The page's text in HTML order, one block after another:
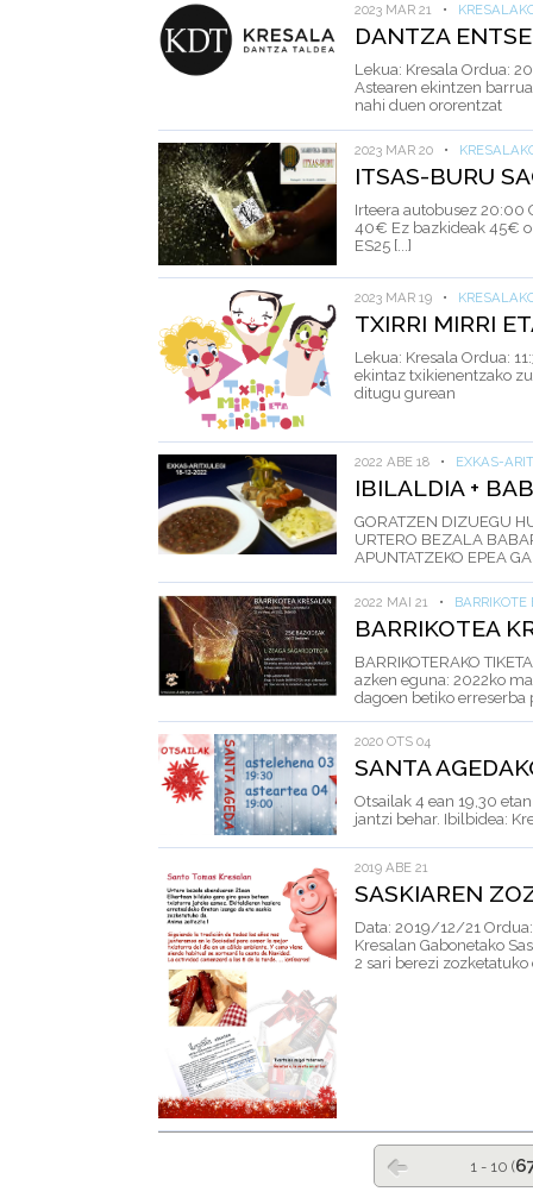
2023 MAR 21 •
DANTZA
Lekua: Kresala Ordua:
Astearen ekintzen
nahi duen ororentzat
2023 MAR 20 •
ITSAS-BURU
Irteera autobusez 20:00
40€ Ez bazkideak 45€
ES25 [...]
2023 MAR 19 •
TXIRRI MIRRI
Lekua: Kresala Ordua:
ekintaz txikienentzako
ditugu gurean
2022 ABE 18 • EXKAS-
IBILALDIA +
GORATZEN DIZUEGU
URTERO BEZALA
APUNTATZEKO EPEA
2022 MAI 21 •
BARRIKOTEA
BARRIKOTERAKO
azken eguna: 2022ko
dagoen betiko erreserba
2020 OTS 04
SANTA
Otsailak 4 ean 19,30
jantzi behar. Ibilbidea:
2019 ABE 21
SASKIAREN
Data: 2019/12/21
Kresalan Gabonetako
2 sari berezi zozketatuko
1 - 10 (